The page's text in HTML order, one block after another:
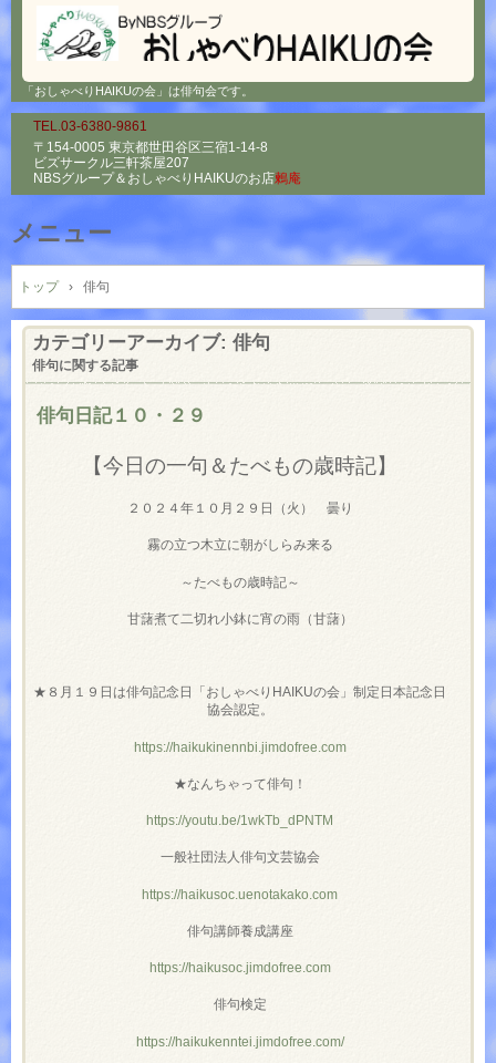
「おしゃべりHAIKUの会」は俳句会です。
TEL.03-6380-9861
〒154-0005 東京都世田谷区三宿1-14-8
ビズサークル三軒茶屋207
NBSグループ＆ おしゃべりHAIKUのお店鶫庵
メニュー
コ
ン
テ
ン
へ
トップ › 俳句
カテゴリーアーカイブ: 俳句
俳句に関する記事
俳句日記１０・２９
【今日の一句＆たべもの歳時記】
２０２４年１０月２９日（火） 曇り
霧の立つ木立に朝がしらみ来る
～たべもの歳時記～
甘藷煮て二切れ小鉢に宵の雨（甘藷）
★８月１９日は俳句記念日「おしゃべりHAIKUの会」制定日本記念日
協会認定。
https://haikukinennbi.jimdofree.com
★なんちゃって俳句！
https://youtu.be/1wkTb_dPNTM
一般社団法人俳句文芸協会
https://haikusoc.uenotakako.com
俳句講師養成講座
https://haikusoc.jimdofree.com
俳句検定
https://haikukenntei.jimdofree.com/